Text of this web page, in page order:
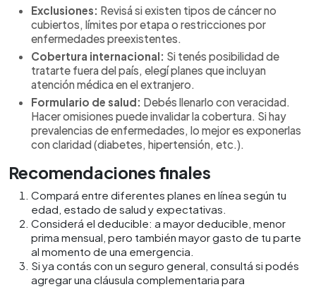
Exclusiones: Revisá si existen tipos de cáncer no
cubiertos, límites por etapa o restricciones por
enfermedades preexistentes.
Cobertura internacional: Si tenés posibilidad de
tratarte fuera del país, elegí planes que incluyan
atención médica en el extranjero.
Formulario de salud: Debés llenarlo con veracidad.
Hacer omisiones puede invalidar la cobertura. Si hay
prevalencias de enfermedades, lo mejor es exponerlas
con claridad (diabetes, hipertensión, etc.).
Recomendaciones finales
Compará entre diferentes planes en línea según tu
edad, estado de salud y expectativas.
Considerá el deducible: a mayor deducible, menor
prima mensual, pero también mayor gasto de tu parte
al momento de una emergencia.
Si ya contás con un seguro general, consultá si podés
agregar una cláusula complementaria para